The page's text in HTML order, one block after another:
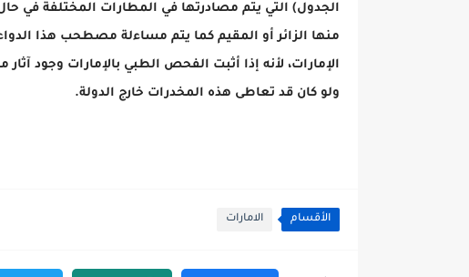
الجدول) التي يتم مصادرتها في المطارات المختلفة في
منها الزائر أو المقيم كما يتم مساءلة مصطحب هذا
الإمارات، لأنه إذا أثبت الفحص الطبي بالإمارات وجود
ولو كان قد تعاطى هذه المخدرات خارج الدولة.
الأقسام الامارات